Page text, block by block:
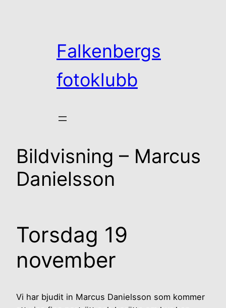
Falkenbergs
fotoklubb
Bildvisning – Marcus
Danielsson
Torsdag 19
november
Vi har bjudit in Marcus Danielsson som kommer